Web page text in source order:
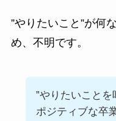
”やりたいこと”が何
め、不明です。
”やりたいことを
ポジティブな卒